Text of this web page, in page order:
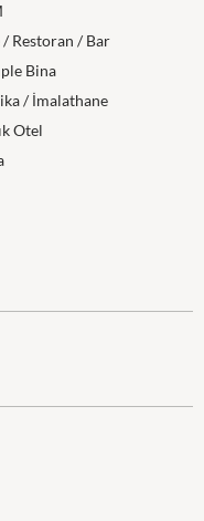
/ Restoran / Bar
Bina
/ İmalathane
Otel